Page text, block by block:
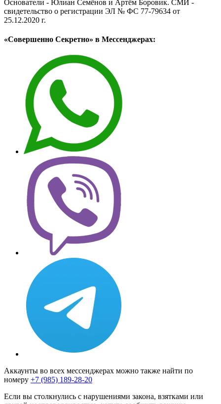
Основатели - Юлиан Семёнов и Артём Боровик. CМИ -
свидетельство о регистрации ЭЛ № ФС 77-79634 от
25.12.2020 г.
«Совершенно Секретно» в Мессенджерах:
Аккаунты во всех мессенджерах можно также найти по
номеру +7 (985) 189-28-20
Если вы столкнулись с нарушениями закона, взятками или